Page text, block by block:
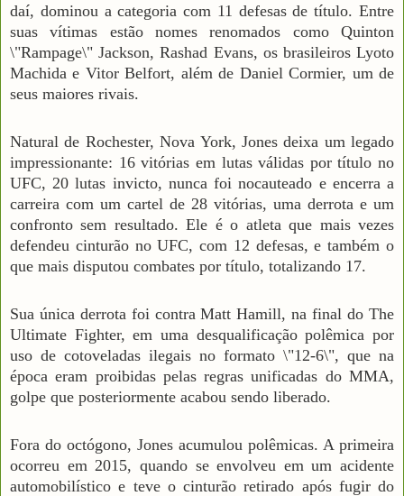
daí, dominou a categoria com 11 defesas de título. Entre
suas vítimas estão nomes renomados como Quinton
\"Rampage\" Jackson, Rashad Evans, os brasileiros Lyoto
Machida e Vitor Belfort, além de Daniel Cormier, um de
seus maiores rivais.
Natural de Rochester, Nova York, Jones deixa um legado
impressionante: 16 vitórias em lutas válidas por título no
UFC, 20 lutas invicto, nunca foi nocauteado e encerra a
carreira com um cartel de 28 vitórias, uma derrota e um
confronto sem resultado. Ele é o atleta que mais vezes
defendeu cinturão no UFC, com 12 defesas, e também o
que mais disputou combates por título, totalizando 17.
Sua única derrota foi contra Matt Hamill, na final do The
Ultimate Fighter, em uma desqualificação polêmica por
uso de cotoveladas ilegais no formato \"12-6\", que na
época eram proibidas pelas regras unificadas do MMA,
golpe que posteriormente acabou sendo liberado.
Fora do octógono, Jones acumulou polêmicas. A primeira
ocorreu em 2015, quando se envolveu em um acidente
automobilístico e teve o cinturão retirado após fugir do